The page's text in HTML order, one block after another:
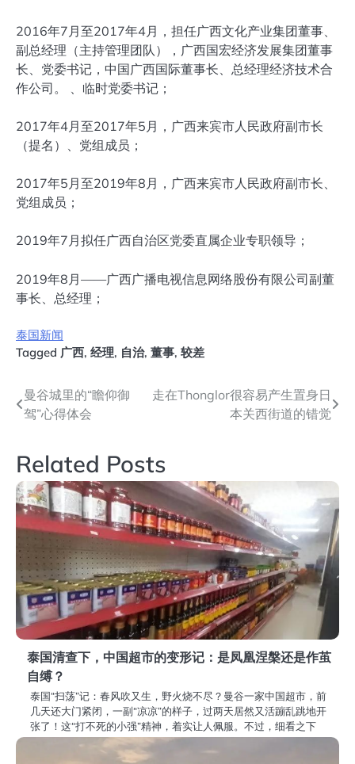
2016年7月至2017年4月，担任广西文化产业集团董事、
副总经理（主持管理团队），广西国宏经济发展集团董事
长、党委书记，中国广西国际董事长、总经理经济技术合
作公司。 、临时党委书记；
2017年4月至2017年5月，广西来宾市人民政府副市长
（提名）、党组成员；
2017年5月至2019年8月，广西来宾市人民政府副市长、
党组成员；
2019年7月拟任广西自治区党委直属企业专职领导；
2019年8月——广西广播电视信息网络股份有限公司副董
事长、总经理；
泰国新闻
Tagged 广西, 经理, 自治, 董事, 较差
文
章
导
航
曼谷城里的“瞻仰御
驾”心得体会
走在Thonglor很容易产生置身日
本关西街道的错觉
Related Posts
泰国清查下，中国超市的变形记：是凤凰涅槃还是作茧
自缚？
泰国“扫荡”记：春风吹又生，野火烧不尽？曼谷一家中国超市，前
几天还大门紧闭，一副“凉凉”的样子，过两天居然又活蹦乱跳地开
张了！这“打不死的小强”精神，着实让人佩服。不过，细看之下